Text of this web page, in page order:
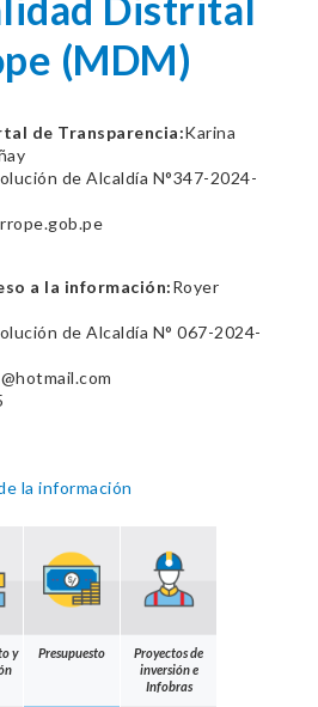
(MDM)
de Transparencia:Karina
de Alcaldía N°347-2024-
a la información:Royer
de Alcaldía N° 067-2024-
la información
y
Presupuesto
Proyectos de
inversión e
Infobras